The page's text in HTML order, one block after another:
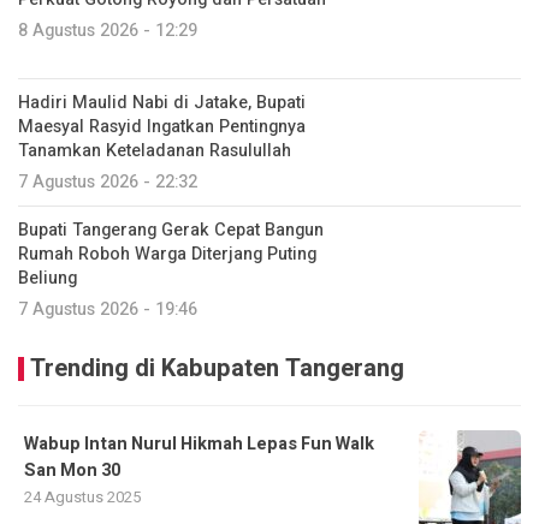
8 Agustus 2026 - 12:29
Hadiri Maulid Nabi di Jatake, Bupati
Maesyal Rasyid Ingatkan Pentingnya
Tanamkan Keteladanan Rasulullah
7 Agustus 2026 - 22:32
Bupati Tangerang Gerak Cepat Bangun
Rumah Roboh Warga Diterjang Puting
Beliung
7 Agustus 2026 - 19:46
Trending di Kabupaten Tangerang
Wabup Intan Nurul Hikmah Lepas Fun Walk
San Mon 30
24 Agustus 2025